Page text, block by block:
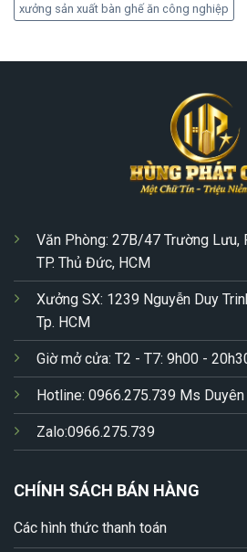
xưởng sản xuất bàn ghế ăn công nghiệp
Văn Phòng: 27B/47 Trường Lưu,
TP. Thủ Đức, HCM
Xưởng SX: 1239 Nguyễn Duy
Tp. HCM
Giờ mở cửa: T2 - T7: 9h00 -
Hotline: 0966.275.739 Ms Duyên
Zalo:0966.275.739
CHÍNH SÁCH BÁN HÀNG
Các hình thức thanh toán